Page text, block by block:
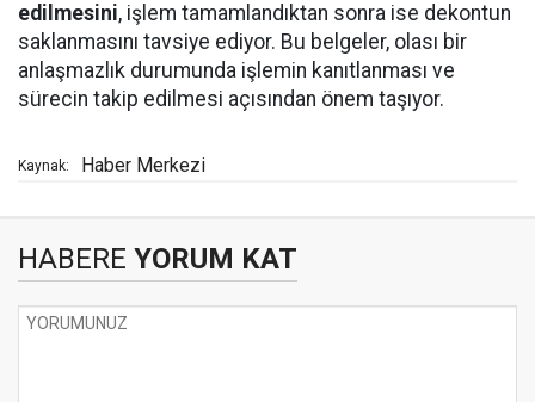
edilmesini, işlem tamamlandıktan sonra ise dekontun
saklanmasını tavsiye ediyor. Bu belgeler, olası bir
anlaşmazlık durumunda işlemin kanıtlanması ve
sürecin takip edilmesi açısından önem taşıyor.
Kaynak: Haber Merkezi
HABERE YORUM KAT